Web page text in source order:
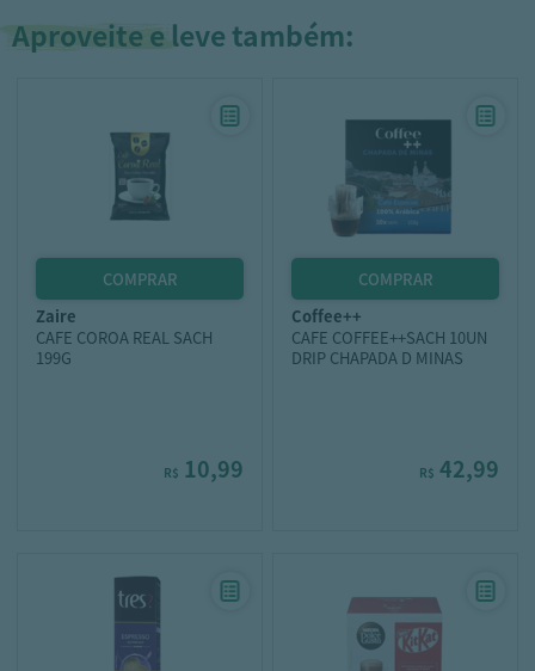
Aproveite e leve também:
zaire
CAFE COROA REAL SACH
199G
R$ 10,99
coffee++
CAFE COFFEE++SACH 10UN
DRIP CHAPADA D MINAS
R$ 42,99